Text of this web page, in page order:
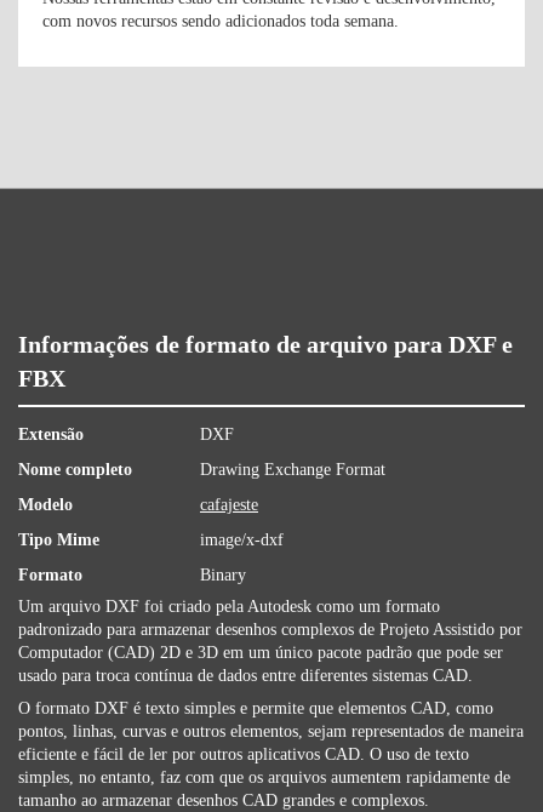
com novos recursos sendo adicionados toda semana.
Informações de formato de arquivo para DXF e
FBX
Extensão
DXF
Nome completo
Drawing Exchange Format
Modelo
cafajeste
Tipo Mime
image/x-dxf
Formato
Binary
Um arquivo DXF foi criado pela Autodesk como um formato
padronizado para armazenar desenhos complexos de Projeto Assistido por
Computador (CAD) 2D e 3D em um único pacote padrão que pode ser
usado para troca contínua de dados entre diferentes sistemas CAD.
O formato DXF é texto simples e permite que elementos CAD, como
pontos, linhas, curvas e outros elementos, sejam representados de maneira
eficiente e fácil de ler por outros aplicativos CAD. O uso de texto
simples, no entanto, faz com que os arquivos aumentem rapidamente de
tamanho ao armazenar desenhos CAD grandes e complexos.